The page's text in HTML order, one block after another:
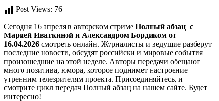
Post Views: 76
Сегодня 16 апреля в авторском стриме Полный абзац с
Марией Иваткиной и Александром Бордиком от
16.04.2026 смотреть онлайн. Журналисты и ведущие разберут
последние новости, обсудят российски и мировые события
произошедшие на этой неделе. Авторы передачи обещают
много позитива, юмора, которое поднимет настроение
утренним телезрителям проекта. Присоединяйтесь, и
смотрите цикл передач Полный абзац на нашем сайте. Будет
интересно!